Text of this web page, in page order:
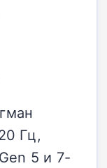
Гц,
5 и 7-